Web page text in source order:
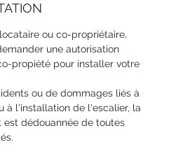
ou co-propriétaire,
une autorisation
propiété pour installer votre
ou de dommages liés à
à l'installation de l'escalier, la
est dédouannée de toutes